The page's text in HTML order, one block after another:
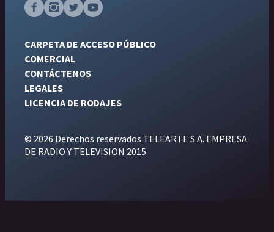
CARPETA DE ACCESO PÚBLICO
COMERCIAL
CONTÁCTENOS
LEGALES
LICENCIA DE RODAJES
© 2026 Derechos reservados TELEARTE S.A. EMPRESA
DE RADIO Y TELEVISION 2015